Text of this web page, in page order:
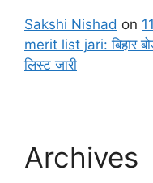
Sakshi Nishad on
merit list jari: बिहार
लिस्ट जारी
Archives